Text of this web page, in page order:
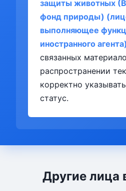
защиты животных
фонд природы)
выполняющее
иностранного агента)
связанных
распространении
корректно
статус.
Другие лица